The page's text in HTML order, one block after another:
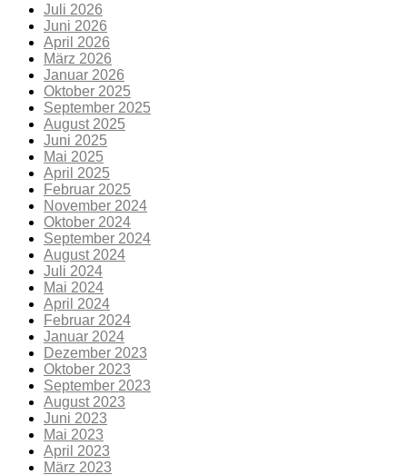
Juli 2026
Juni 2026
April 2026
März 2026
Januar 2026
Oktober 2025
September 2025
August 2025
Juni 2025
Mai 2025
April 2025
Februar 2025
November 2024
Oktober 2024
September 2024
August 2024
Juli 2024
Mai 2024
April 2024
Februar 2024
Januar 2024
Dezember 2023
Oktober 2023
September 2023
August 2023
Juni 2023
Mai 2023
April 2023
März 2023